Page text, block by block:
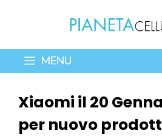
contenuto
MENU
Xiaomi il 20
per nuovo